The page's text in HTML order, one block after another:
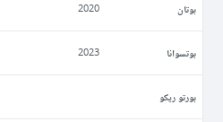
بوتان 2020
بوتسوانا 2023
بورتو ريكو